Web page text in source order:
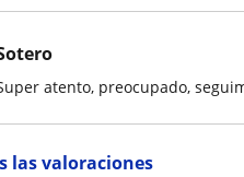
atento, preocupado,
las valoraciones